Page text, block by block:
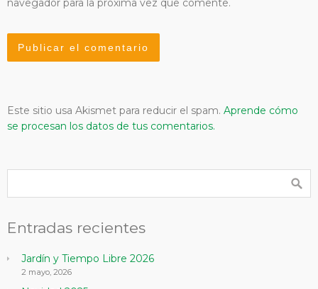
navegador para la próxima vez que comente.
Este sitio usa Akismet para reducir el spam. Aprende cómo
se procesan los datos de tus comentarios.
Entradas recientes
Jardín y Tiempo Libre 2026
2 mayo, 2026